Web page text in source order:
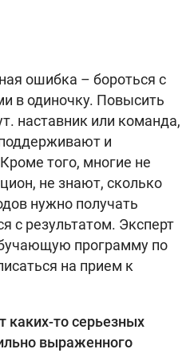
ошибка – бороться с
в одиночку. Повысить
наставник или команда,
и
того, многие не
не знают, сколько
нужно получать
с результатом. Эксперт
программу по
на прием к
каких-то серьезных
выраженного